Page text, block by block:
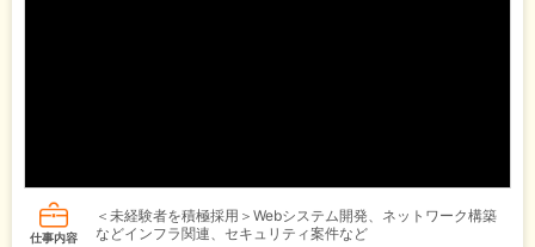
仕事内容
＜未経験者を積極採用＞Webシステム開発、ネットワーク構築
などインフラ関連、セキュリティ案件など